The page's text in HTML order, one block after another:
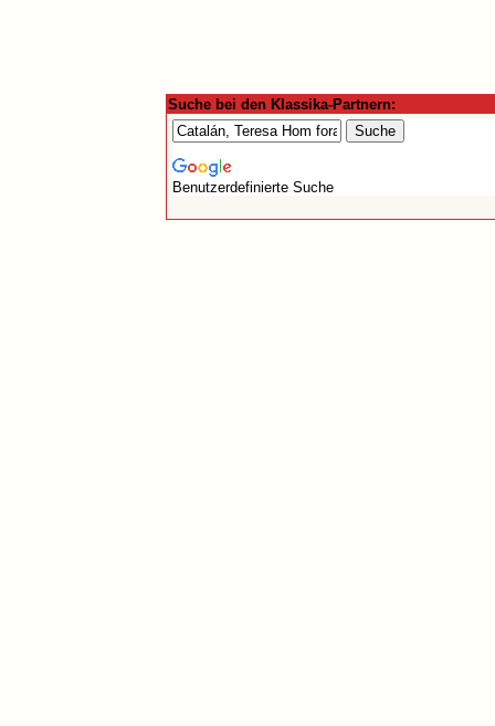
Suche bei den Klassika-Partnern:
Benutzerdefinierte Suche